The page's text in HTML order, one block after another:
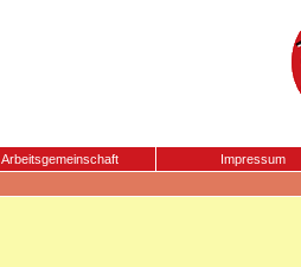
Arbeitsgemeinschaft
Impressum